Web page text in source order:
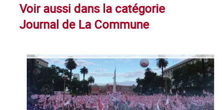
Voir aussi dans la catégorie
Journal de La Commune